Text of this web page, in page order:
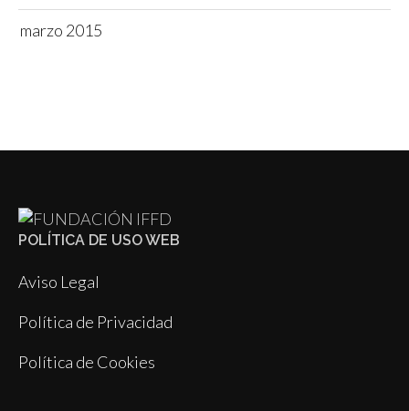
marzo 2015
POLÍTICA DE USO WEB
Aviso Legal
Política de Privacidad
Política de Cookies